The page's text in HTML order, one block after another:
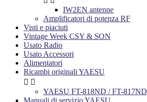
IW2EN antenne
Amplificatori di potenza RF
Visti e piaciuti
Vintage Week CSY & SON
Usato Radio
Usato Accessori
Alimentatori
Ricambi originali YAESU
 
YAESU FT-818ND / FT-817ND
Manuali di servizio YAESU